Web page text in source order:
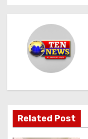
v
i
g
Related Post